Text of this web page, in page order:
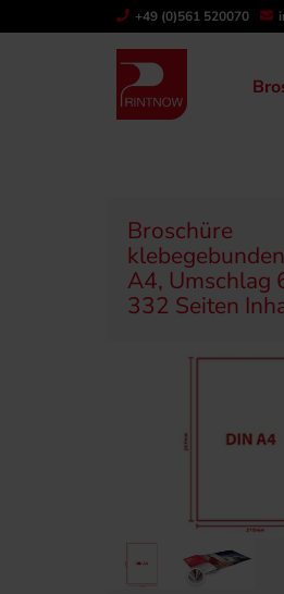
+49 (0)561 520070
Produktübersicht
Broschüre
A4, Umschlag
332 Seiten